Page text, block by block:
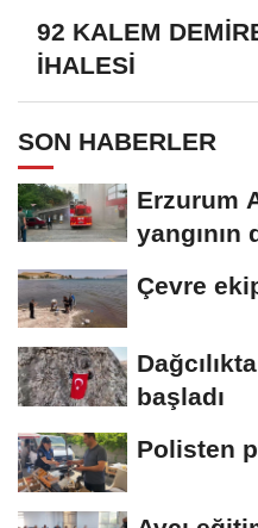
92 KALEM
İHALESİ
SON HABERLER
Erzurum
yangının
Çevre
başladı
Polisten